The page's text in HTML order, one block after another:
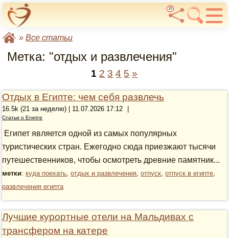
10
»Все статьи
Метка: "отдых и развлечения"
1 2 3 4 5 »
Отдых в Египте: чем себя развлечь
16.5k (21 за неделю) | 11.07.2026 17:12
Статьи о Египте
Египет является одной из самых популярных
туристических стран. Ежегодно сюда приезжают тысячи
путешественников, чтобы осмотреть древние памятник...
метки:куда поехать,отдых и развлечения,отпуск,отпуск в египте,
развлечения египта
Лучшие курортные отели на Мальдивах с
трансфером на катере